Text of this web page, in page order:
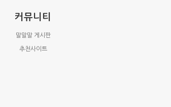
커뮤니티
말말말 게시판
추천사이트